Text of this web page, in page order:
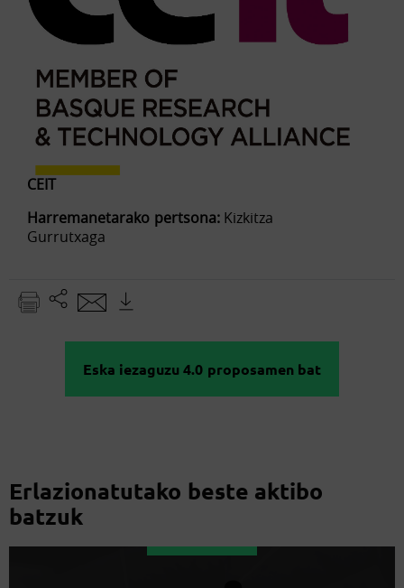
CEIT
Harremanetarako pertsona:Kizkitza
Gurrutxaga
Eska iezaguzu 4.0 proposamen bat
Erlazionatutako beste aktibo
batzuk